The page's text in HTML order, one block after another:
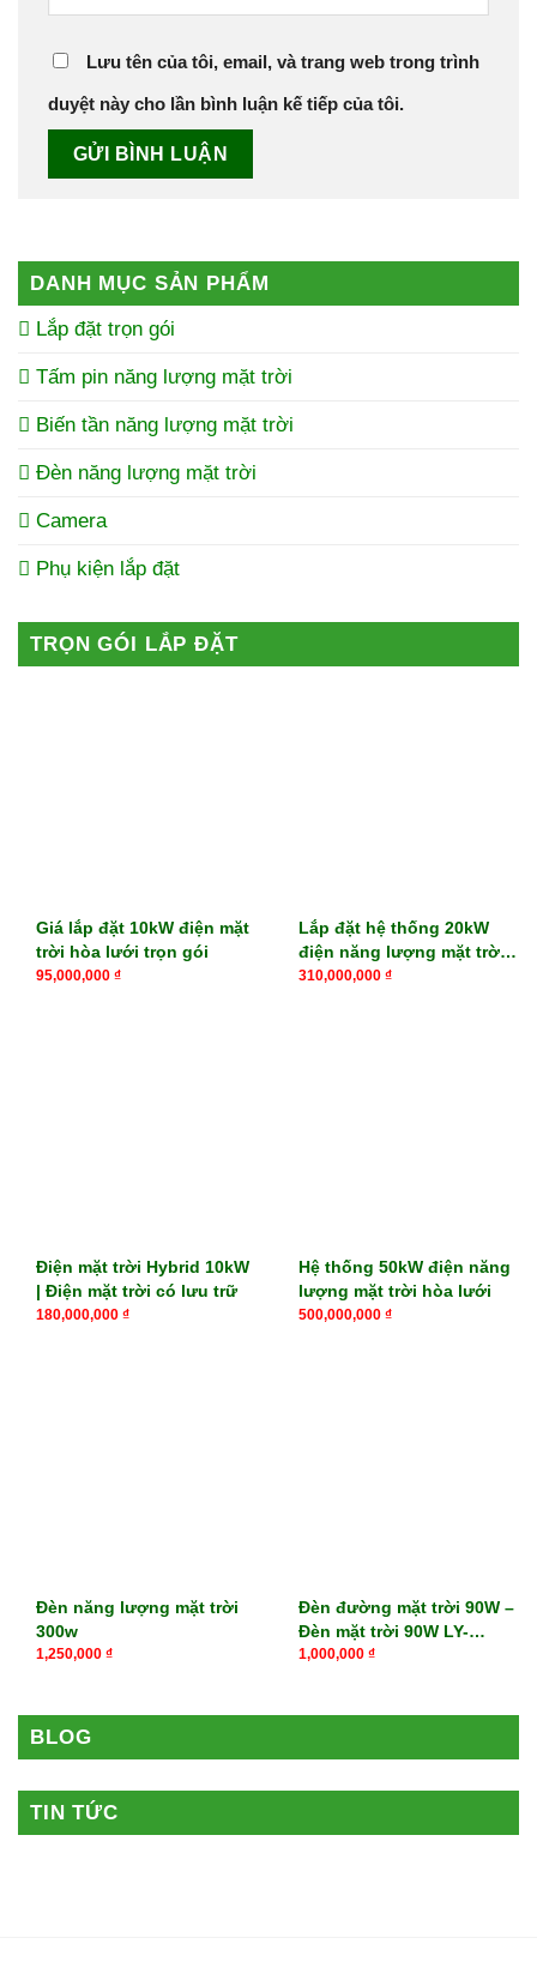
Lưu tên của tôi, email, và trang web trong trình
duyệt này cho lần bình luận kế tiếp của tôi.
DANH MỤC SẢN PHẨM
Lắp đặt trọn gói
Tấm pin năng lượng mặt trời
Biến tần năng lượng mặt trời
Đèn năng lượng mặt trời
Camera
Phụ kiện lắp đặt
TRỌN GÓI LẮP ĐẶT
Giá lắp đặt 10kW điện mặt
trời hòa lưới trọn gói
95,000,000 ₫
Lắp đặt hệ thống 20kW
điện năng lượng mặt trời
Hybrid cho gia đình
310,000,000 ₫
Điện mặt trời Hybrid 10kW
| Điện mặt trời có lưu trữ
180,000,000 ₫
Hệ thống 50kW điện năng
lượng mặt trời hòa lưới
500,000,000 ₫
Đèn năng lượng mặt trời
300w
1,250,000 ₫
Đèn đường mặt trời 90W –
Đèn mặt trời 90W LY-
TYN004
1,000,000 ₫
BLOG
TIN TỨC